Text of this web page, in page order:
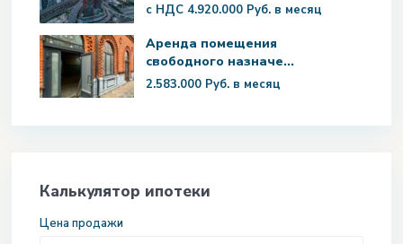
с НДС 4.920.000 Руб. в месяц
Аренда помещения
свободного назначе...
2.583.000 Руб. в месяц
Калькулятор ипотеки
Цена продажи